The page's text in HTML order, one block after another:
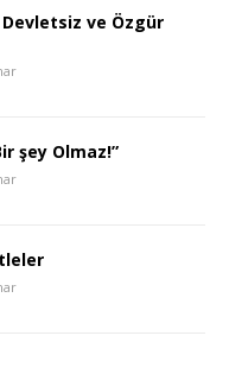
ve Özgür
şey Olmaz!”